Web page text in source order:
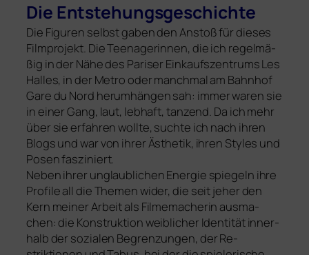
Die Entstehungsgeschichte
Die Figuren selbst gaben den Anstoß für die­ses
Filmprojekt. Die Teenagerinnen, die ich regel­mä­
ßig in der Nähe des Pariser Einkaufszentrums Les
Halles, in der Metro oder manch­mal am Bahnhof
Gare du Nord her­um­hän­gen sah: immer waren sie
in einer Gang, laut, leb­haft, tan­zend. Da ich mehr
über sie erfah­ren woll­te, such­te ich nach ihren
Blogs und war von ihrer Ästhetik, ihren Styles und
Po­sen fasziniert.
Neben ihrer unglaub­li­chen Energie spie­geln ihre
Profile all die Themen wider, die seit jeher den
Kern mei­ner Arbeit als Filmemacherin aus­ma­
chen: die Konstruktion weib­li­cher Identität inner­
halb der sozia­len Begrenzungen, der Re­